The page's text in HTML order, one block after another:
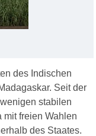
des Indischen
Seit der
stabilen
mit freien Wahlen
des Staates.